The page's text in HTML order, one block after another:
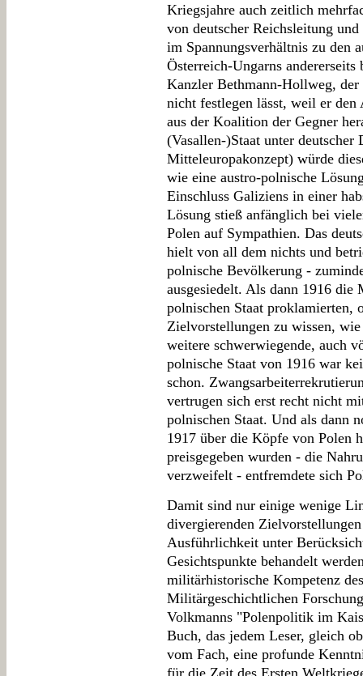
Kriegsjahre auch zeitlich
von deutscher Reichsleitung
im Spannungsverhältnis zu den
Österreich-Ungarns
Kanzler Bethmann-Hollweg,
nicht festlegen lässt, weil er
aus der Koalition der Gegner
(Vasallen-)Staat unter deutscher
Mitteleuropakonzept) würde
wie eine austro-polnische
Einschluss Galiziens in einer
Lösung stieß anfänglich bei
Polen auf Sympathien. Das
hielt von all dem nichts und
polnische Bevölkerung -
ausgesiedelt. Als dann 1916 die
polnischen Staat proklamierten,
Zielvorstellungen zu wissen,
weitere schwerwiegende, auch
polnische Staat von 1916 war
schon.
vertrugen sich erst recht nicht
polnischen Staat. Und als dann
1917 über die Köpfe von Polen
preisgegeben wurden - die
verzweifelt - entfremdete sich
Damit sind nur einige wenige
divergierenden
Ausführlichkeit unter
Gesichtspunkte behandelt
militärhistorische Kompetenz
Militärgeschichtlichen
Volkmanns "Polenpolitik im
Buch, das jedem Leser, gleich
vom Fach, eine profunde
für die Zeit des Ersten